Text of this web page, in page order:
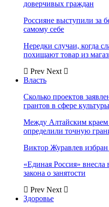
доверчивых граждан
Россияне выступили за
самому себе
Нередки случаи, когда
похищают товар из
Prev Next
Власть
Сколько проектов
грантов в сфере культуры
Между Алтайским краем
определили точную
Виктор Журавлев
«Единая Россия»
закона о занятости
Prev Next
Здоровье